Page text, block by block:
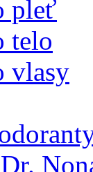
pleť
telo
vlasy